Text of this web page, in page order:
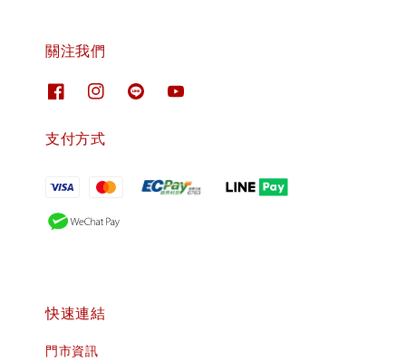
關注我們
支付方式
快速連結
門市資訊